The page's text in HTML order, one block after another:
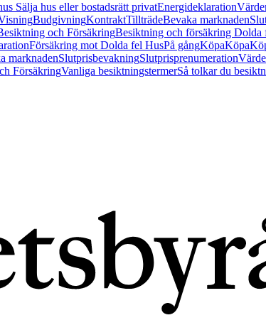
Sälja hus eller bostadsrätt privatEnergideklaration
BudgivningKontraktTillträdeBevaka marknaden
och FörsäkringBesiktning och försäkring
Försäkring mot Dolda fel HusPå gångKöpaKöpa
marknadenSlutprisbevakningSlutprisprenumeration
FörsäkringVanliga besiktningstermerSå tolkar du